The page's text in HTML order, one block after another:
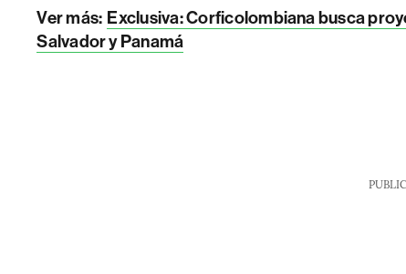
Ver más: Exclusiva: Corficolombiana busca
Salvador y Panamá